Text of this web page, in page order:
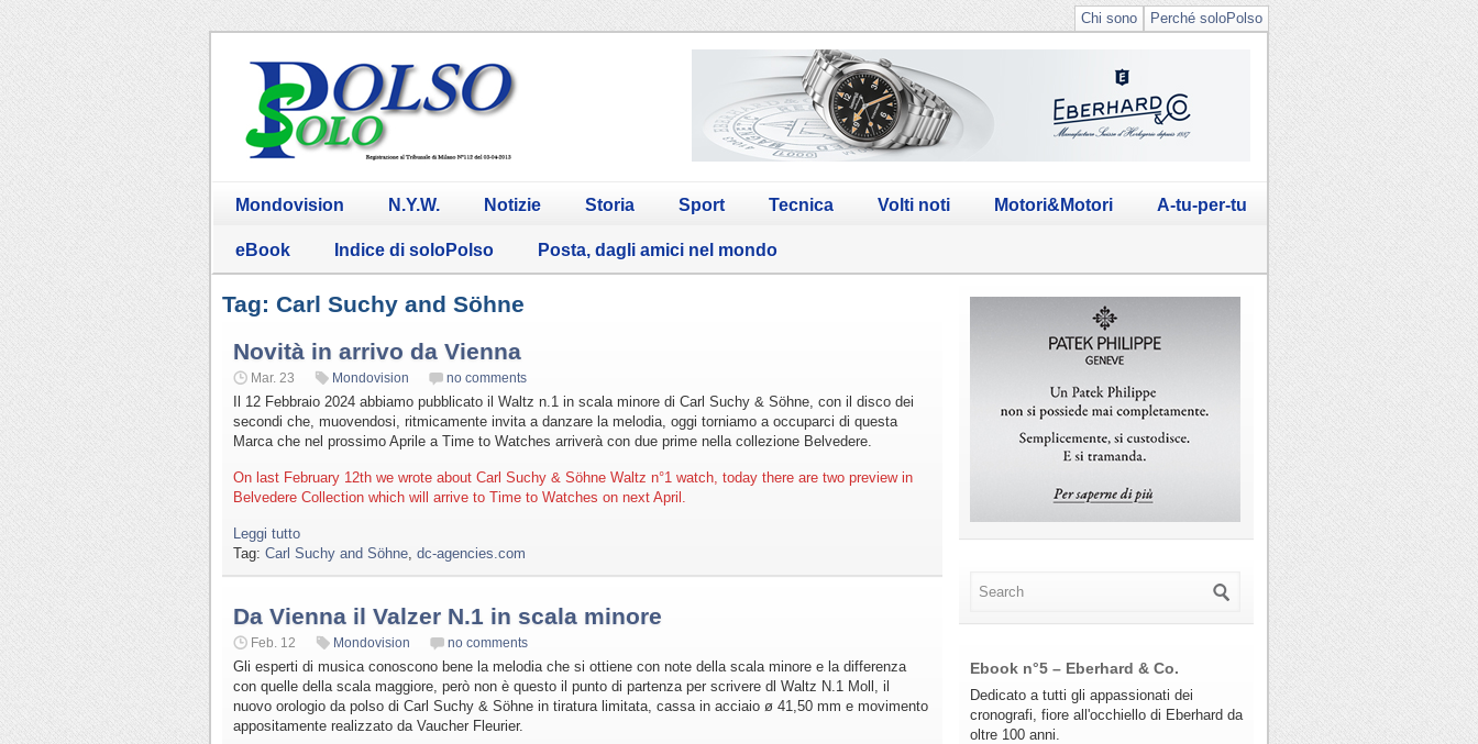
Perché soloPolso
Chi sono
Mondovision N.Y.W. Notizie Storia Sport Tecnica Volti noti Motori&Motori A-tu-per-tu
eBook Indice di soloPolso Posta, dagli amici nel mondo
Tag: Carl Suchy and Söhne
Novità in arrivo da Vienna
Mar. 23 Mondovision no comments
Il 12 Febbraio 2024 abbiamo pubblicato il Waltz n.1 in scala minore di Carl Suchy & Söhne, con il disco dei
secondi che, muovendosi, ritmicamente invita a danzare la melodia, oggi torniamo a occuparci di questa
Marca che nel prossimo Aprile a Time to Watches arriverà con due prime nella collezione Belvedere.
On last February 12th we wrote about Carl Suchy & Söhne Waltz n°1 watch, today there are two preview in
Belvedere Collection which will arrive to Time to Watches on next April.
Leggi tutto
Tag: Carl Suchy and Söhne dc-agencies.com
Da Vienna il Valzer N.1 in scala minore
Feb. 12 Mondovision no comments
Gli esperti di musica conoscono bene la melodia che si ottiene con note della scala minore e la differenza
con quelle della scala maggiore, però non è questo il punto di partenza per scrivere dl Waltz N.1 Moll, il
nuovo orologio da polso di Carl Suchy & Söhne in tiratura limitata, cassa in acciaio ø 41,50 mm e movimento
appositamente realizzato da Vaucher Fleurier.
Ebook n°5 – Eberhard & Co.
Dedicato a tutti gli appassionati dei
cronografi, fiore all'occhiello di Eberhard da
oltre 100 anni.